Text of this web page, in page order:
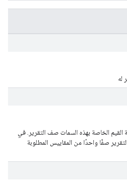
له
الخاصة بهذه السمات صف التقرير. في
صفًا واحدًا من المقاييس المطلوبة